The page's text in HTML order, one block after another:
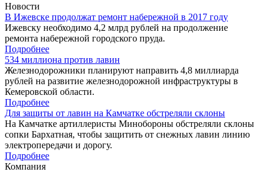
Новости
В Ижевске продолжат ремонт набережной в 2017 году
Ижевску необходимо 4,2 млрд рублей на продолжение
ремонта набережной городского пруда.
Подробнее
534 миллиона против лавин
Железнодорожники планируют направить 4,8 миллиарда
рублей на развитие железнодорожной инфраструктуры в
Кемеровской области.
Подробнее
Для защиты от лавин на Камчатке обстреляли склоны
На Камчатке артиллеристы Минобороны обстреляли склоны
сопки Бархатная, чтобы защитить от снежных лавин линию
электропередачи и дорогу.
Подробнее
Компания